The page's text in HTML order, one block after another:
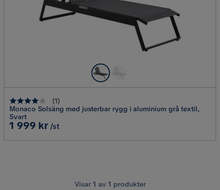
(1)
Monaco Solsäng med justerbar rygg i aluminium grå textil,
Svart
Pris
1 999 kr /st
Visar 1 av 1 produkter